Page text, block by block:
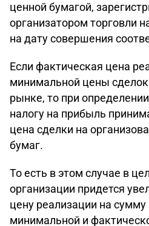
ценной бумагой,
организатором торговли
на дату совершения
Если фактическая цена
минимальной цены
рынке, то при
налогу на прибыль
цена сделки на
бумаг.
То есть в этом случае в
организации придется
цену реализации на
минимальной и